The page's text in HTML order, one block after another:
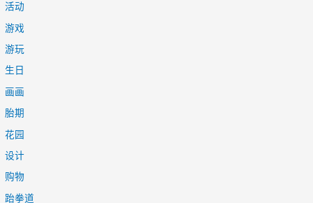
活动
游戏
游玩
生日
画画
胎期
花园
设计
购物
跆拳道